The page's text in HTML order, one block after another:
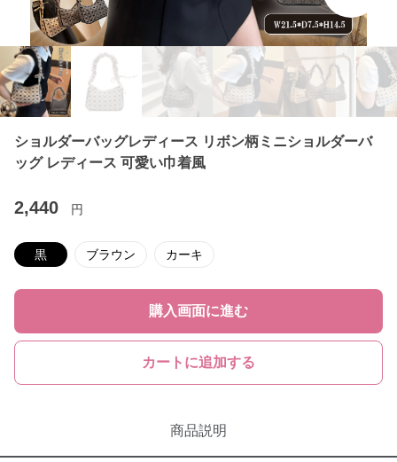
ショルダーバッグレディース リボン柄ミニショルダーバ
ッグ レディース 可愛い巾着風
2,440 円
黒 ブラウン カーキ
購入画面に進む
カートに追加する
商品説明